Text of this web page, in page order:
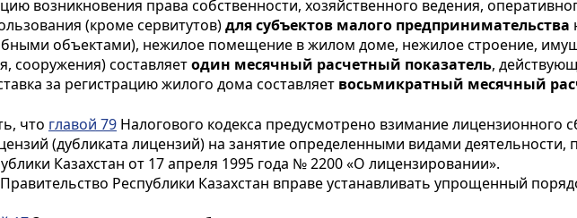
возникновения права собственности, хозяйственного ведения,
(кроме сервитутов)для субъектов малого предпринимательства
объектами), нежилое помещение в жилом доме, нежилое строение,
сооружения) составляетодин месячный расчетный показатель,
за регистрацию жилого дома составляет восьмикратный месячный
что главой 79 Налогового кодекса предусмотрено взимание лицензионного
(дубликата лицензий) на занятие определенными видами
Казахстан от 17 апреля 1995 года № 2200 «О лицензировании».
Республики Казахстан вправе устанавливать упрощенный